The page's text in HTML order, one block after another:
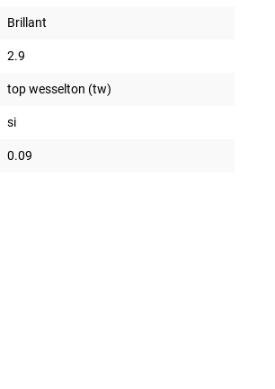
Brillant
2.9
top wesselton (tw)
si
0.09